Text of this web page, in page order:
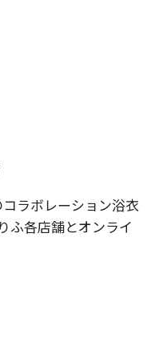
コラボレーション浴衣
ふ各店舗とオンライ